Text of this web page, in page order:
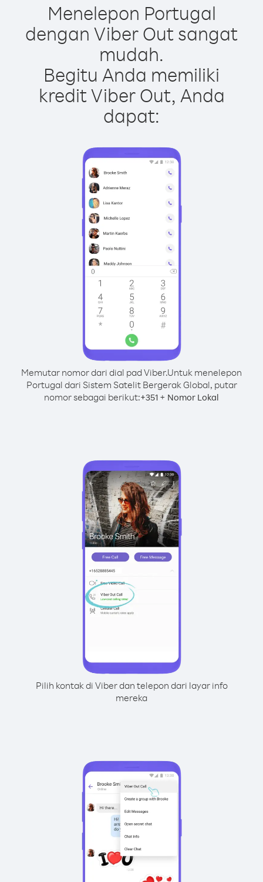
Menelepon Portugal
dengan Viber Out sangat
mudah.
Begitu Anda memiliki
kredit Viber Out, Anda
dapat:
Memutar nomor dari dial pad Viber.Untuk menelepon
Portugal dari Sistem Satelit Bergerak Global, putar
nomor sebagai berikut:+351 + Nomor Lokal
Pilih kontak di Viber dan telepon dari layar info
mereka